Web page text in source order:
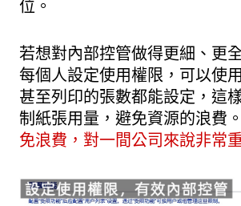
位。
若想對內部控管做得更細、更
每個人設定使用權限，可以使
甚至列印的張數都能設定，這
制紙張用量，避免資源的浪費。
免浪費，對一間公司來說非常